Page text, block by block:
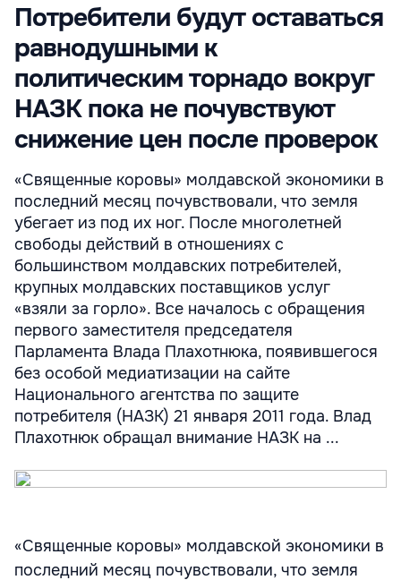
Потребители будут оставаться
равнодушными к
политическим торнадо вокруг
НАЗК пока не почувствуют
снижение цен после проверок
«Священные коровы» молдавской экономики в
последний месяц почувствовали, что земля
убегает из под их ног. После многолетней
свободы действий в отношениях с
большинством молдавских потребителей,
крупных молдавских поставщиков услуг
«взяли за горло». Все началось с обращения
первого заместителя председателя
Парламента Влада Плахотнюка, появившегося
без особой медиатизации на сайте
Национального агентства по защите
потребителя (НАЗК) 21 января 2011 года. Влад
Плахотнюк обращал внимание НАЗК на ...
«Священные коровы» молдавской экономики в
последний месяц почувствовали, что земля